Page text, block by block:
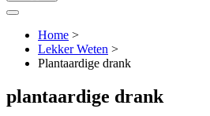
Home >
Lekker Weten >
Plantaardige drank
plantaardige drank